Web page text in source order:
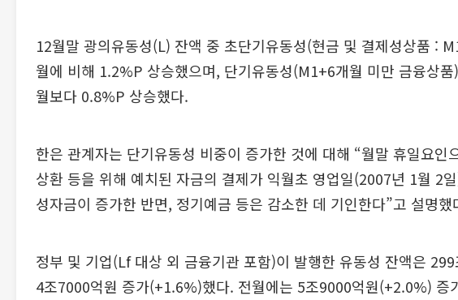
12월말 광의유동성(L) 잔액 중 초단기유동성(현금 및 결제성상품 :
월에 비해 1.2%P 상승했으며, 단기유동성(M1+6개월 미만 금융상
월보다 0.8%P 상승했다.
한은 관계자는 단기유동성 비중이 증가한 것에 대해 “월말 휴일요인
상환 등을 위해 예치된 자금의 결제가 익월초 영업일(2007년 1월 2
성자금이 증가한 반면, 정기예금 등은 감소한 데 기인한다”고 설명했
정부 및 기업(Lf 대상 외 금융기관 포함)이 발행한 유동성 잔액은
4조7000억원 증가(+1.6%)했다. 전월에는 5조9000억원(+2.0%) 증